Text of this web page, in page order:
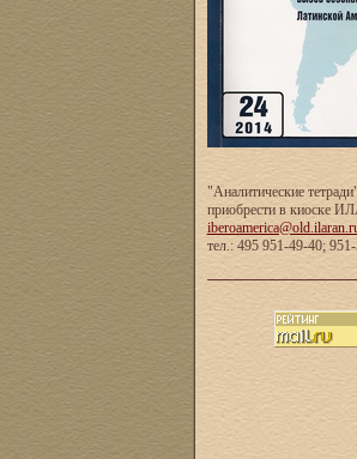
"Аналитические
приобрести в киоске
тел.: 495 951-49-40;